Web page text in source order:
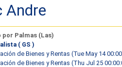
Andre
por Palmas (Las)
( GS )
de Bienes y Rentas (Tue May 14
de Bienes y Rentas (Thu Jul 25